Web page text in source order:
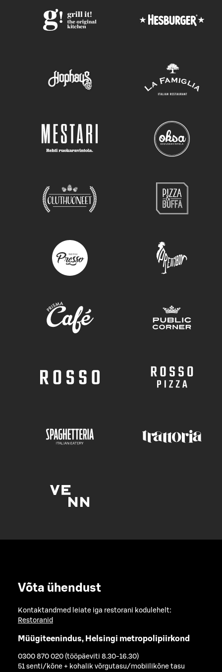
Võta ühendust
Kontaktandmed leiate iga restorani kodulehelt:
Restoranid
Müügiteenindus, Helsingi metropolipiirkond
0300 870 020 (tööpäeviti 8.30-16.30)
51 senti/kõne + kohalik võrgutasu/mobiilikõne tasu